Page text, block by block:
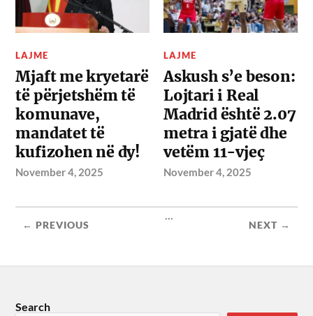
LAJME
Mjaft me kryetarë
të përjetshëm të
komunave,
mandatet të
kufizohen në dy!
November 4, 2025
LAJME
Askush s’e beson:
Lojtari i Real
Madrid është 2.07
metra i gjatë dhe
vetëm 11-vjeç
November 4, 2025
← PREVIOUS
...
NEXT →
Search